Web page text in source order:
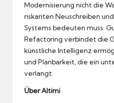
Modernisierung nicht die
riskanten Neuschreiben
Systems bedeuten muss.
Refactoring verbindet die
künstliche Intelligenz
und Planbarkeit, die ein
verlangt.
Über Altimi